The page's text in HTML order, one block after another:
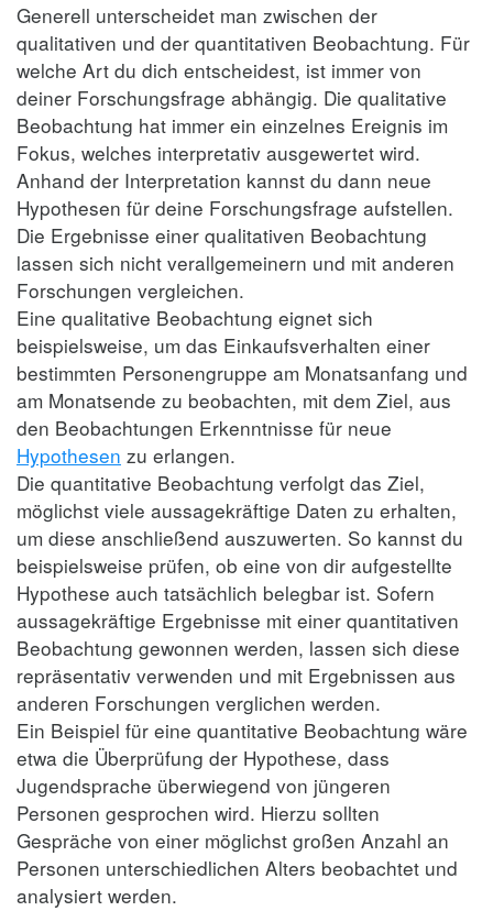
Generell unterscheidet man zwischen der
qualitativen und der quantitativen Beobachtung. Für
welche Art du dich entscheidest, ist immer von
deiner Forschungsfrage abhängig. Die qualitative
Beobachtung hat immer ein einzelnes Ereignis im
Fokus, welches interpretativ ausgewertet wird.
Anhand der Interpretation kannst du dann neue
Hypothesen für deine Forschungsfrage aufstellen.
Die Ergebnisse einer qualitativen Beobachtung
lassen sich nicht verallgemeinern und mit anderen
Forschungen vergleichen.
Eine qualitative Beobachtung eignet sich
beispielsweise, um das Einkaufsverhalten einer
bestimmten Personengruppe am Monatsanfang und
am Monatsende zu beobachten, mit dem Ziel, aus
den Beobachtungen Erkenntnisse für neue
Hypothesen zu erlangen.
Die quantitative Beobachtung verfolgt das Ziel,
möglichst viele aussagekräftige Daten zu erhalten,
um diese anschließend auszuwerten. So kannst du
beispielsweise prüfen, ob eine von dir aufgestellte
Hypothese auch tatsächlich belegbar ist. Sofern
aussagekräftige Ergebnisse mit einer quantitativen
Beobachtung gewonnen werden, lassen sich diese
repräsentativ verwenden und mit Ergebnissen aus
anderen Forschungen verglichen werden.
Ein Beispiel für eine quantitative Beobachtung wäre
etwa die Überprüfung der Hypothese, dass
Jugendsprache überwiegend von jüngeren
Personen gesprochen wird. Hierzu sollten
Gespräche von einer möglichst großen Anzahl an
Personen unterschiedlichen Alters beobachtet und
analysiert werden.